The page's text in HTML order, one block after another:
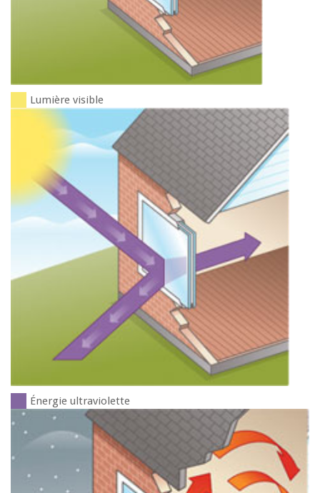
Lumière visible
Énergie ultraviolette